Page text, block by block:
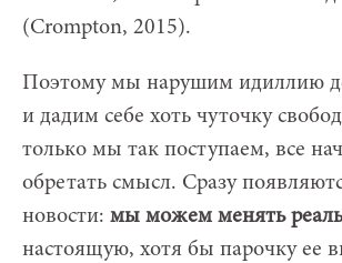
(Crompton, 2015).
Поэтому мы нарушим идиллию
и дадим себе хоть чуточку
только мы так поступаем, все
обретать смысл. Сразу
новости: мы можем менять
настоящую, хотя бы парочку ее